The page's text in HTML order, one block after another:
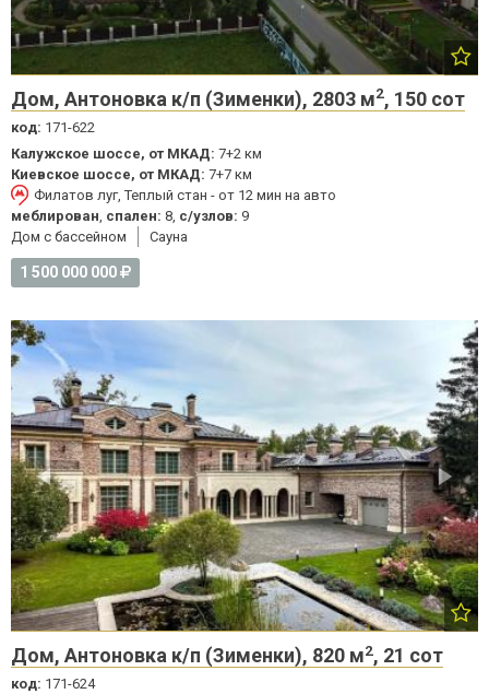
Дом, Антоновка к/п (Зименки), 2803 м2, 150 сот
код: 171-622
Калужское шоссе, от МКАД: 7+2 км
Киевское шоссе, от МКАД: 7+7 км
Филатов луг, Теплый стан - от 12 мин на авто
меблирован спален: 8, с/узлов: 9
Дом с бассейном
Cауна
1 500 000 000
Дом, Антоновка к/п (Зименки), 820 м2, 21 сот
код: 171-624